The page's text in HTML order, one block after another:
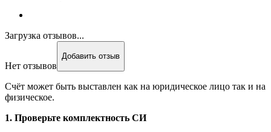
Загрузка отзывов...
Нет отзывов
Добавить отзыв
Счёт может быть выставлен как на юридическое лицо так и на
физическое.
1. Проверьте комплектность СИ